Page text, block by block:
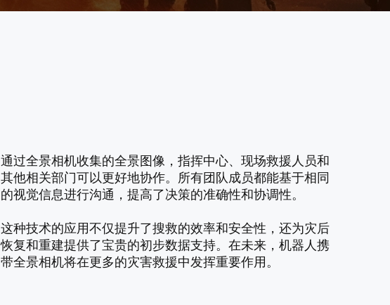
通过全景相机收集的全景图像，指挥中心、现场救援人员和
其他相关部门可以更好地协作。所有团队成员都能基于相同
的视觉信息进行沟通，提高了决策的准确性和协调性。
这种技术的应用不仅提升了搜救的效率和安全性，还为灾后
恢复和重建提供了宝贵的初步数据支持。在未来，机器人携
带全景相机将在更多的灾害救援中发挥重要作用。